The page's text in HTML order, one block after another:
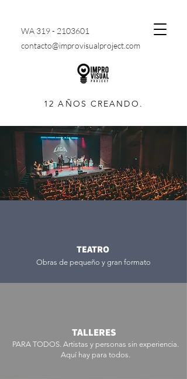
WA 319 - 2103601
contacto@improvisualproject.com
12 AÑOS CREANDO.
TEATRO
Obras de pequeño y gran formato
TALLERES
PARA TODOS. Artistas y personas sin experiencia.
Aquí hay para todos.